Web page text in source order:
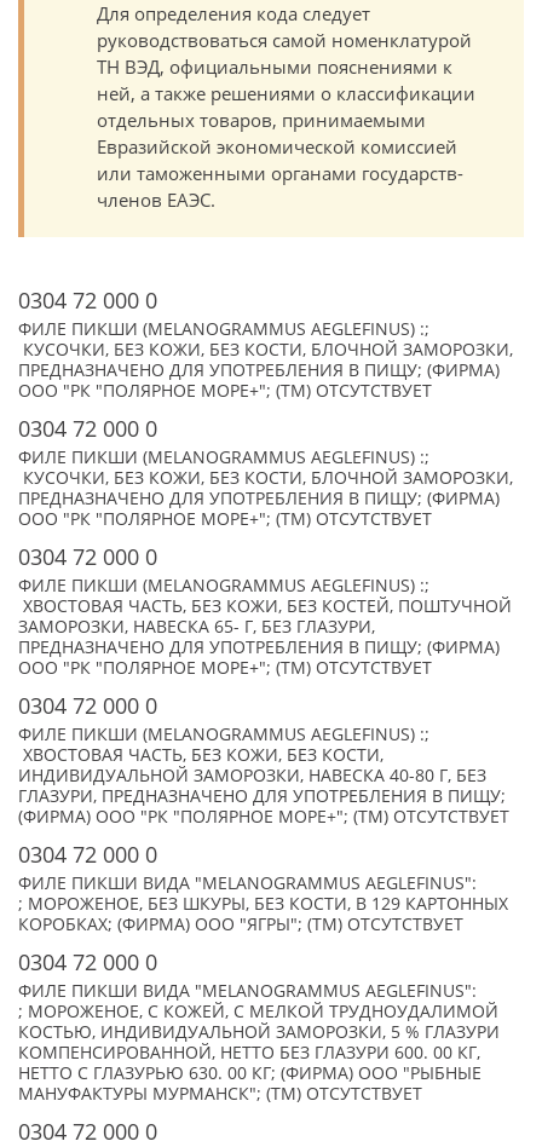
Для определения кода следует
руководствоваться самой номенклатурой
ТН ВЭД, официальными пояснениями к
ней, а также решениями о классификации
отдельных товаров, принимаемыми
Евразийской экономической комиссией
или таможенными органами государств-
членов ЕАЭС.
0304 72 000 0
ФИЛЕ ПИКШИ (MELANOGRAMMUS AEGLEFINUS) :;
КУСОЧКИ, БЕЗ КОЖИ, БЕЗ КОСТИ, БЛОЧНОЙ ЗАМОРОЗКИ,
ПРЕДНАЗНАЧЕНО ДЛЯ УПОТРЕБЛЕНИЯ В ПИЩУ; (ФИРМА)
ООО "РК "ПОЛЯРНОЕ МОРЕ+"; (TM) ОТСУТСТВУЕТ
0304 72 000 0
ФИЛЕ ПИКШИ (MELANOGRAMMUS AEGLEFINUS) :;
КУСОЧКИ, БЕЗ КОЖИ, БЕЗ КОСТИ, БЛОЧНОЙ ЗАМОРОЗКИ,
ПРЕДНАЗНАЧЕНО ДЛЯ УПОТРЕБЛЕНИЯ В ПИЩУ; (ФИРМА)
ООО "РК "ПОЛЯРНОЕ МОРЕ+"; (TM) ОТСУТСТВУЕТ
0304 72 000 0
ФИЛЕ ПИКШИ (MELANOGRAMMUS AEGLEFINUS) :;
ХВОСТОВАЯ ЧАСТЬ, БЕЗ КОЖИ, БЕЗ КОСТЕЙ, ПОШТУЧНОЙ
ЗАМОРОЗКИ, НАВЕСКА 65- Г, БЕЗ ГЛАЗУРИ,
ПРЕДНАЗНАЧЕНО ДЛЯ УПОТРЕБЛЕНИЯ В ПИЩУ; (ФИРМА)
ООО "РК "ПОЛЯРНОЕ МОРЕ+"; (TM) ОТСУТСТВУЕТ
0304 72 000 0
ФИЛЕ ПИКШИ (MELANOGRAMMUS AEGLEFINUS) :;
ХВОСТОВАЯ ЧАСТЬ, БЕЗ КОЖИ, БЕЗ КОСТИ,
ИНДИВИДУАЛЬНОЙ ЗАМОРОЗКИ, НАВЕСКА 40-80 Г, БЕЗ
ГЛАЗУРИ, ПРЕДНАЗНАЧЕНО ДЛЯ УПОТРЕБЛЕНИЯ В ПИЩУ;
(ФИРМА) ООО "РК "ПОЛЯРНОЕ МОРЕ+"; (TM) ОТСУТСТВУЕТ
0304 72 000 0
ФИЛЕ ПИКШИ ВИДА "MELANOGRAMMUS AEGLEFINUS":
; МОРОЖЕНОЕ, БЕЗ ШКУРЫ, БЕЗ КОСТИ, В 129 КАРТОННЫХ
КОРОБКАХ; (ФИРМА) ООО "ЯГРЫ"; (TM) ОТСУТСТВУЕТ
0304 72 000 0
ФИЛЕ ПИКШИ ВИДА "MELANOGRAMMUS AEGLEFINUS":
; МОРОЖЕНОЕ, С КОЖЕЙ, С МЕЛКОЙ ТРУДНОУДАЛИМОЙ
КОСТЬЮ, ИНДИВИДУАЛЬНОЙ ЗАМОРОЗКИ, 5 % ГЛАЗУРИ
КОМПЕНСИРОВАННОЙ, НЕТТО БЕЗ ГЛАЗУРИ 600. 00 КГ,
НЕТТО С ГЛАЗУРЬЮ 630. 00 КГ; (ФИРМА) ООО "РЫБНЫЕ
МАНУФАКТУРЫ МУРМАНСК"; (TM) ОТСУТСТВУЕТ
0304 72 000 0